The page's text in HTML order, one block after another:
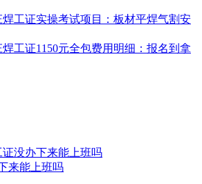
焊工证实操考试项目：板材平焊气割安
工证1150元全包费用明细：报名到拿
来能上班吗